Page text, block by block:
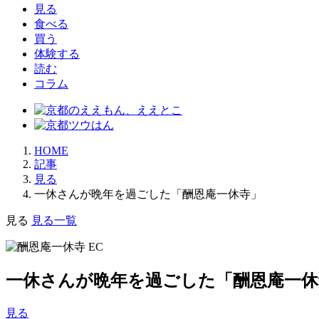
見る
食べる
買う
体験する
読む
コラム
HOME
記事
見る
一休さんが晩年を過ごした「酬恩庵一休寺」
見る 見る一覧
一休さんが晩年を過ごした「酬恩庵一
見る